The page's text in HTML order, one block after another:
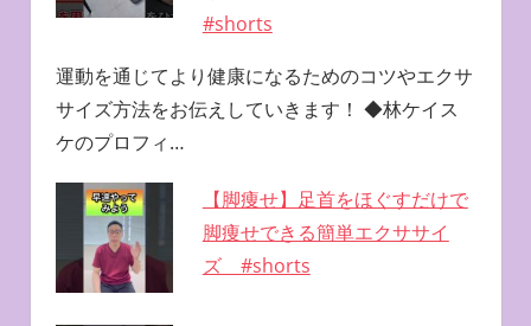
#shorts
運動を通じてより健康になるためのコツやエクサ
サイズ方法をお伝えしていきます！ ◆林ケイス
ケのプロフィ…
【脚痩せ】足首をほぐすだけで
脚痩せできる簡単エクササイ
ズ #shorts